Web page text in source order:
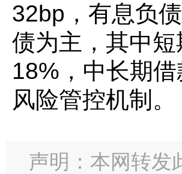
32bp，有息负
债为主，其中
18%，中长期
风险管控机制。
声明：本网转发